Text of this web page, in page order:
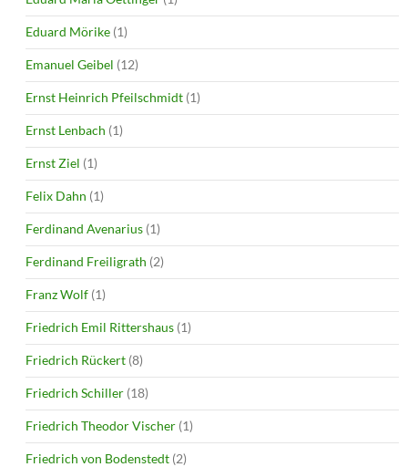
Eduard Mörike (1)
Emanuel Geibel (12)
Ernst Heinrich Pfeilschmidt (1)
Ernst Lenbach (1)
Ernst Ziel (1)
Felix Dahn (1)
Ferdinand Avenarius (1)
Ferdinand Freiligrath (2)
Franz Wolf (1)
Friedrich Emil Rittershaus (1)
Friedrich Rückert (8)
Friedrich Schiller (18)
Friedrich Theodor Vischer (1)
Friedrich von Bodenstedt (2)